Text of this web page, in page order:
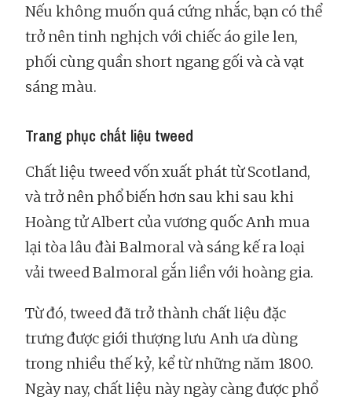
Nếu không muốn quá cứng nhắc, bạn có thể
trở nên tinh nghịch với chiếc áo gile len,
phối cùng quần short ngang gối và cà vạt
sáng màu.
Trang phục chất liệu tweed
Chất liệu tweed vốn xuất phát từ Scotland,
và trở nên phổ biến hơn sau khi sau khi
Hoàng tử Albert của vương quốc Anh mua
lại tòa lâu đài Balmoral và sáng kế ra loại
vải tweed Balmoral gắn liền với hoàng gia.
Từ đó, tweed đã trở thành chất liệu đặc
trưng được giới thượng lưu Anh ưa dùng
trong nhiều thế kỷ, kể từ những năm 1800.
Ngày nay, chất liệu này ngày càng được phổ